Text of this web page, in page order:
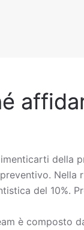
della
del 10%.
è composto